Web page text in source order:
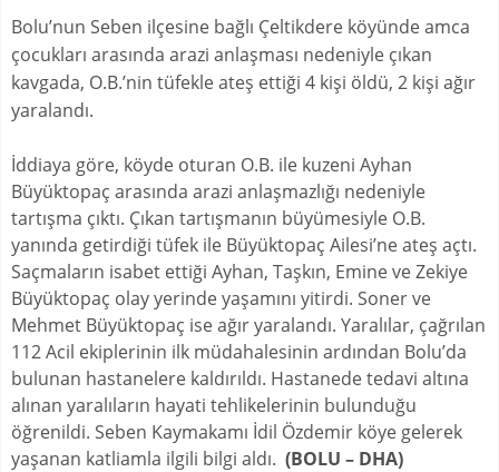
Bolu’nun Seben ilçesine bağlı Çeltikdere köyünde amca
çocukları arasında arazi anlaşması nedeniyle çıkan
kavgada, O.B.’nin tüfekle ateş ettiği 4 kişi öldü, 2 kişi ağır
yaralandı.
İddiaya göre, köyde oturan O.B. ile kuzeni Ayhan
Büyüktopaç arasında arazi anlaşmazlığı nedeniyle
tartışma çıktı. Çıkan tartışmanın büyümesiyle O.B.
yanında getirdiği tüfek ile Büyüktopaç Ailesi’ne ateş açtı.
Saçmaların isabet ettiği Ayhan, Taşkın, Emine ve Zekiye
Büyüktopaç olay yerinde yaşamını yitirdi. Soner ve
Mehmet Büyüktopaç ise ağır yaralandı. Yaralılar, çağrılan
112 Acil ekiplerinin ilk müdahalesinin ardından Bolu’da
bulunan hastanelere kaldırıldı. Hastanede tedavi altına
alınan yaralıların hayati tehlikelerinin bulunduğu
öğrenildi. Seben Kaymakamı İdil Özdemir köye gelerek
yaşanan katliamla ilgili bilgi aldı. (BOLU – DHA)